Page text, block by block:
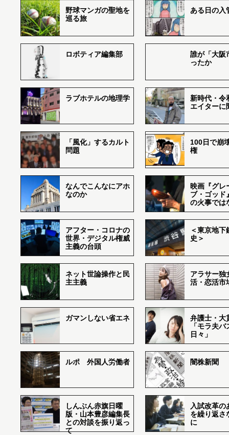
野球マンガの聖地を
巡る旅
ある日の入
ロボティア編集部
誰が「大阪
ったか
ラブホテルの地理学
新時代・令
エイターに
「風化」するカルト
問題
100日で崩
権
なんでこんなにアホ
なのか
映画『グレ
ブ・ゴッド
の火事では
アフター・コロナの
世界・デジタル権威
主義の台頭
＜東京地下
史＞
ネット世論操作と民
主主義
アラサー独
活・恋活市
ガマンしない省エネ
弁護士・大
「モラ夫
日々」
ルポ 外国人労働者 闇株新聞
しんぶん赤旗日曜
版・山本豊彦編集長
との対談を振り返っ
て
入試改革の
を繰り返さ
に